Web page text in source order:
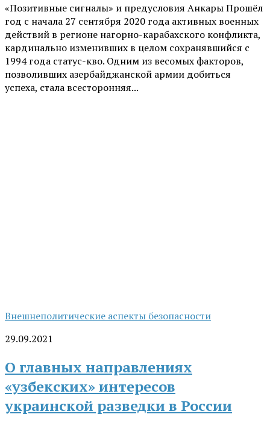
«Позитивные сигналы» и предусловия Анкары Прошёл
год с начала 27 сентября 2020 года активных военных
действий в регионе нагорно-карабахского конфликта,
кардинально изменивших в целом сохранявшийся с
1994 года статус-кво. Одним из весомых факторов,
позволивших азербайджанской армии добиться
успеха, стала всесторонняя...
Внешнеполитические аспекты безопасности
29.09.2021
О главных направлениях
«узбекских» интересов
украинской разведки в России